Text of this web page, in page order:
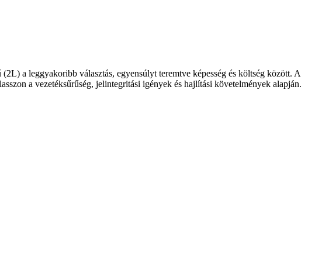
a leggyakoribb választás, egyensúlyt teremtve képesség és költség között. A
a vezetéksűrűség, jelintegritási igények és hajlítási követelmények alapján.